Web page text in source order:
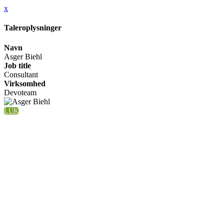
x
Taleroplysninger
Navn
Asger Biehl
Job title
Consultant
Virksomhed
Devoteam
LUK